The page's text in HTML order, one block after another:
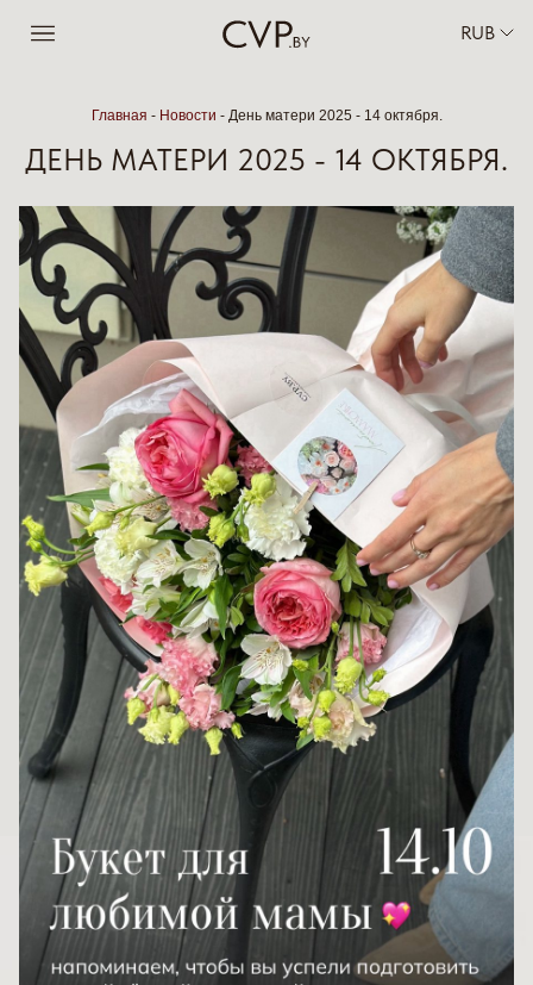
RUB
Главная - Новости - День матери 2025 - 14 октября.
ДЕНЬ МАТЕРИ 2025 - 14 ОКТЯБРЯ.